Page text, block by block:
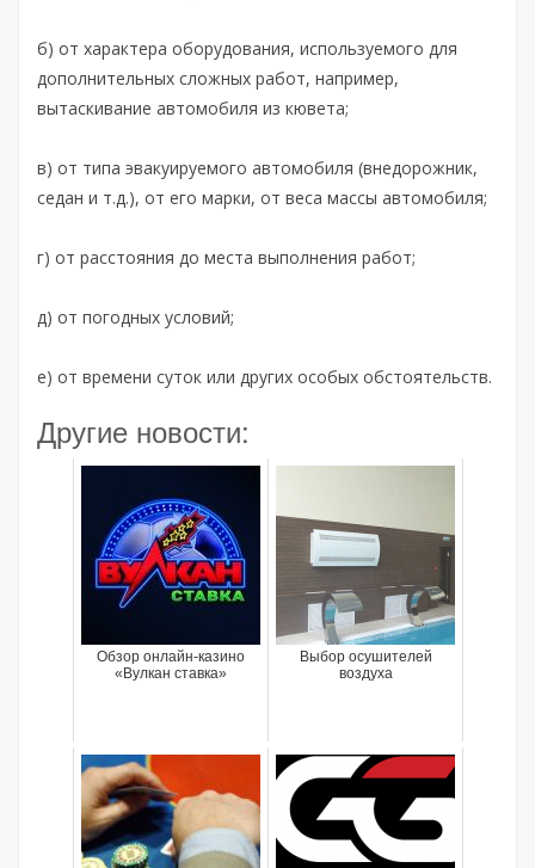
б) от характера оборудования, используемого для
дополнительных сложных работ, например,
вытаскивание автомобиля из кювета;
в) от типа эвакуируемого автомобиля (внедорожник,
седан и т.д.), от его марки, от веса массы автомобиля;
г) от расстояния до места выполнения работ;
д) от погодных условий;
е) от времени суток или других особых обстоятельств.
Другие новости:
Обзор онлайн-казино
«Вулкан ставка»
Выбор осушителей
воздуха